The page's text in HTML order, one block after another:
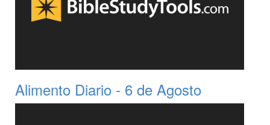
Alimento Diario - 6 de Agosto